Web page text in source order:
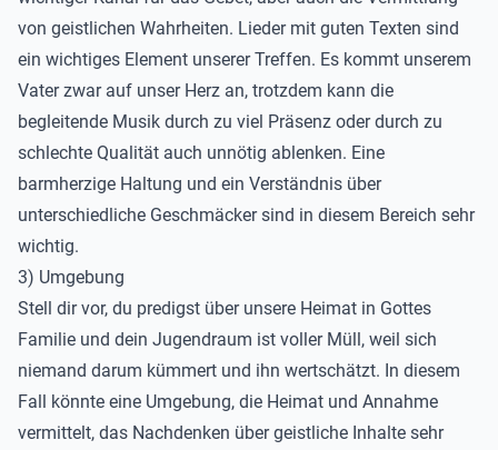
von geistlichen Wahrheiten. Lieder mit guten Texten sind
ein wichtiges Element unserer Treffen. Es kommt unserem
Vater zwar auf unser Herz an, trotzdem kann die
begleitende Musik durch zu viel Präsenz oder durch zu
schlechte Qualität auch unnötig ablenken. Eine
barmherzige Haltung und ein Verständnis über
unterschiedliche Geschmäcker sind in diesem Bereich sehr
wichtig.
3) Umgebung
Stell dir vor, du predigst über unsere Heimat in Gottes
Familie und dein Jugendraum ist voller Müll, weil sich
niemand darum kümmert und ihn wertschätzt. In diesem
Fall könnte eine Umgebung, die Heimat und Annahme
vermittelt, das Nachdenken über geistliche Inhalte sehr